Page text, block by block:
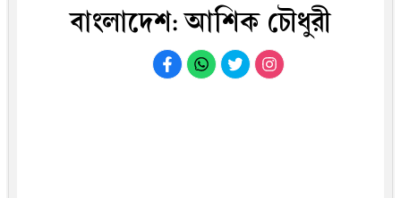
বাংলাদেশ: আশিক চৌধুরী